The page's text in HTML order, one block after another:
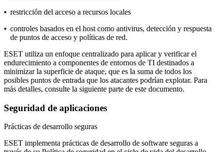
• restricción del acceso a recursos locales
• controles basados en el host como antivirus, detección y respuesta
de puntos de acceso y políticas de red.
ESET utiliza un enfoque centralizado para aplicar y verificar el
endurecimiento a componentes de entornos de TI destinados a
minimizar la superficie de ataque, que es la suma de todos los
posibles puntos de entrada que los atacantes podrían explotar. Para
más detalles, consulte la siguiente parte de este documento.
Seguridad de aplicaciones
Prácticas de desarrollo seguras
ESET implementa prácticas de desarrollo de software seguras a